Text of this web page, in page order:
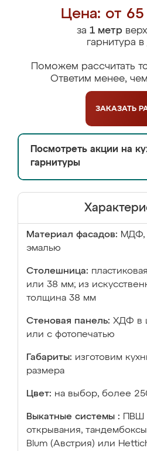
Цена: от
за 1 метр
гарнитура
Поможем рассчитать
Ответим менее,
ЗАКАЗАТЬ
Посмотреть акции на
гарнитуры
Материал фасадов: МДФ,
эмалью
Столешница:
или 38 мм; из
толщина 38 мм
Стеновая панель: ХДФ в
или с фотопечатью
Габариты: изготовим
размера
Цвет: на выбор, более
Выкатные системы :
ПВШ
открывания, тандембоксы
Blum (Австрия) или